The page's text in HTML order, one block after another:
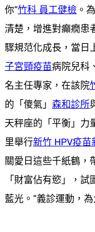
你”竹科 員工健檢 。
清楚，增進對癲癇患
驟規范化成長，當日
子宮頸疫苗病院兒科
名主任專家，在該院
的「傻氣」 森和診所
天秤座的「平衡」力
里舉行新竹 HPV疫苗
關愛日這些千紙鶴，
「財富佔有慾」，
藍光。”義診運動，